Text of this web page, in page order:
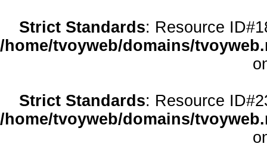
Strict Standards: Resource
/home/tvoyweb/domains/
Strict Standards: Resource
/home/tvoyweb/domains/